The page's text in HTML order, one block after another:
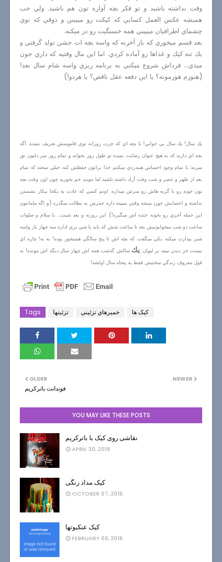
وقت نداشته باشيد و تو فكر بچه آواره تون هم باشيد. ولي خب
هميشه عكس العمل كسايي كه كيكت رو ميبينن و ذوقي كه توي
چشماي اطرافيان ميبيني همه خستگيت رو در ميكنه.
بعد قسم ميخوري كه بار آخرته كه واسه بچه ات جشن تولد گرفتي و
يك تنه كيك و غذاها رو آماده كردي. اما اين مال وقتيه كه داري جون
ميدي... فرداش شروع ميكني به برنامه ريزي واسه شام سال بعد!
(هنوزم هورمونه؟ يا اين دفعه عقل ناقص؟ يا هردو!)
يك سال! يك سال بي خوابي! با بچه اي كه چرت روزانه توي قاموسش تعريف نشده. اگه
بچه اي داريد كه به هيچ عنوان رضايت نميده تو طول روز بخوابه و تمام روز سر دلتون نق
ميزنه؛ با تمام وجود احساس همدردي ميكنم. خدا براتون حفظش كنه. خيلي سخته كه تمام
بعد از ظهر و عصر و شب وقت آزاد داشته باشيد اما نتونيد جم بخوريد چون اون وقت بچه
تون خونه رو با گريه هاش رو سرش ميذاره. اونم كسي كه عادت به يكجا بيكار نشستن
نداشته و اعصابش خورد ميشه وقتي ميبينه داره عمرش به بطالت ميگذره (و اگه مامانتون
اين جمله آخري رو بخونه خنده اش ميگيره!). اين روزته و بعد شبت... با سلام و صلوات
ساعت دو شب ميخوابونيش بعد تا ساعت شش كه بايد پا شي بري اداره سه چهار بار واسه
شير بيدارت ميكنه. يكي ميگفت كه بچه اش تا پنج سالگي همينجور بوده! به به! چاره اي
نيست جز ديدن نيمه پر ليوان:يكسالش گذشت همه اش چهار سال ديگه اش مونده! به
قول معروف زندگي سختيش فقط به پنجاه سال اولشه!
Tags تزئینها خميرهاي تزئيني کیک ها
NEWER
OLDER
فوندانت باتركريم
YOU MAY LIKE THESE POSTS
نقاشی روی کیک با باترکریم
APRIL 30, 2019
کیک مداد رنگی
OCTOBER 07, 2016
کیک عنکبوتها
FEBRUARY 09, 2016